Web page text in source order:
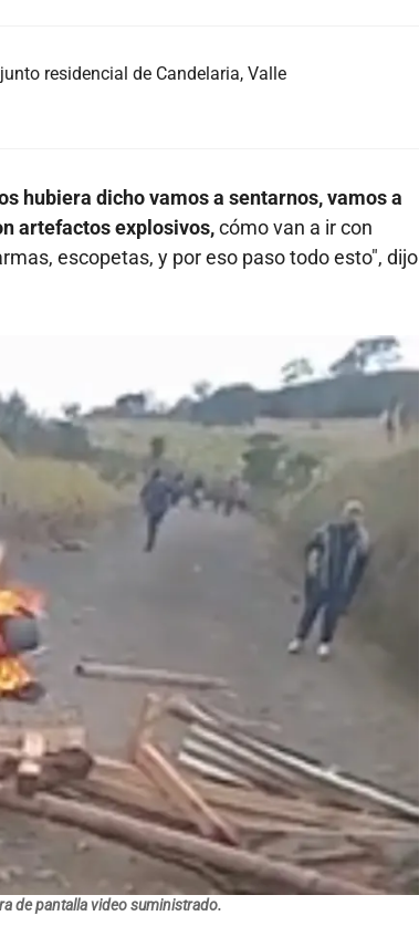
residencial de Candelaria, Valle
hubiera dicho vamos a sentarnos, vamos a
artefactos explosivos,cómo van a ir con
escopetas, y por eso paso todo esto", dijo
de pantalla video suministrado.